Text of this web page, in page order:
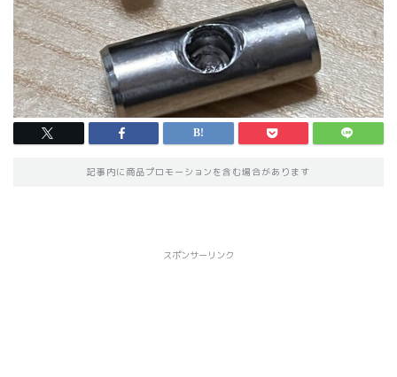
記事内に商品プロモーションを含む場合があります
スポンサーリンク